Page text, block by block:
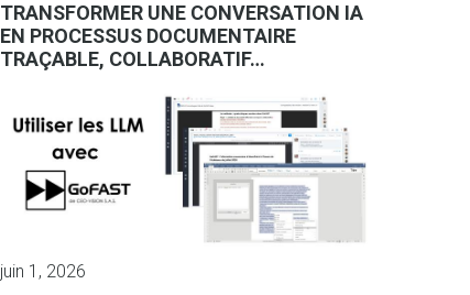
TRANSFORMER UNE CONVERSATION IA
EN PROCESSUS DOCUMENTAIRE
TRAÇABLE, COLLABORATIF…
juin 1, 2026